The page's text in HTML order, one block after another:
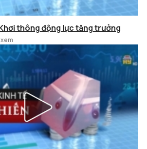
thông động lực tăng trưởng